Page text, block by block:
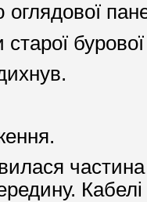
оглядової
частина